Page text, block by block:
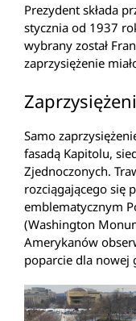
Prezydent składa
stycznia od 1937
wybrany został
zaprzysiężenie
Samo
fasadą Kapitolu,
Zjednoczonych.
rozciągającego się
emblematycznym
(Washington
Amerykanów
poparcie dla nowej